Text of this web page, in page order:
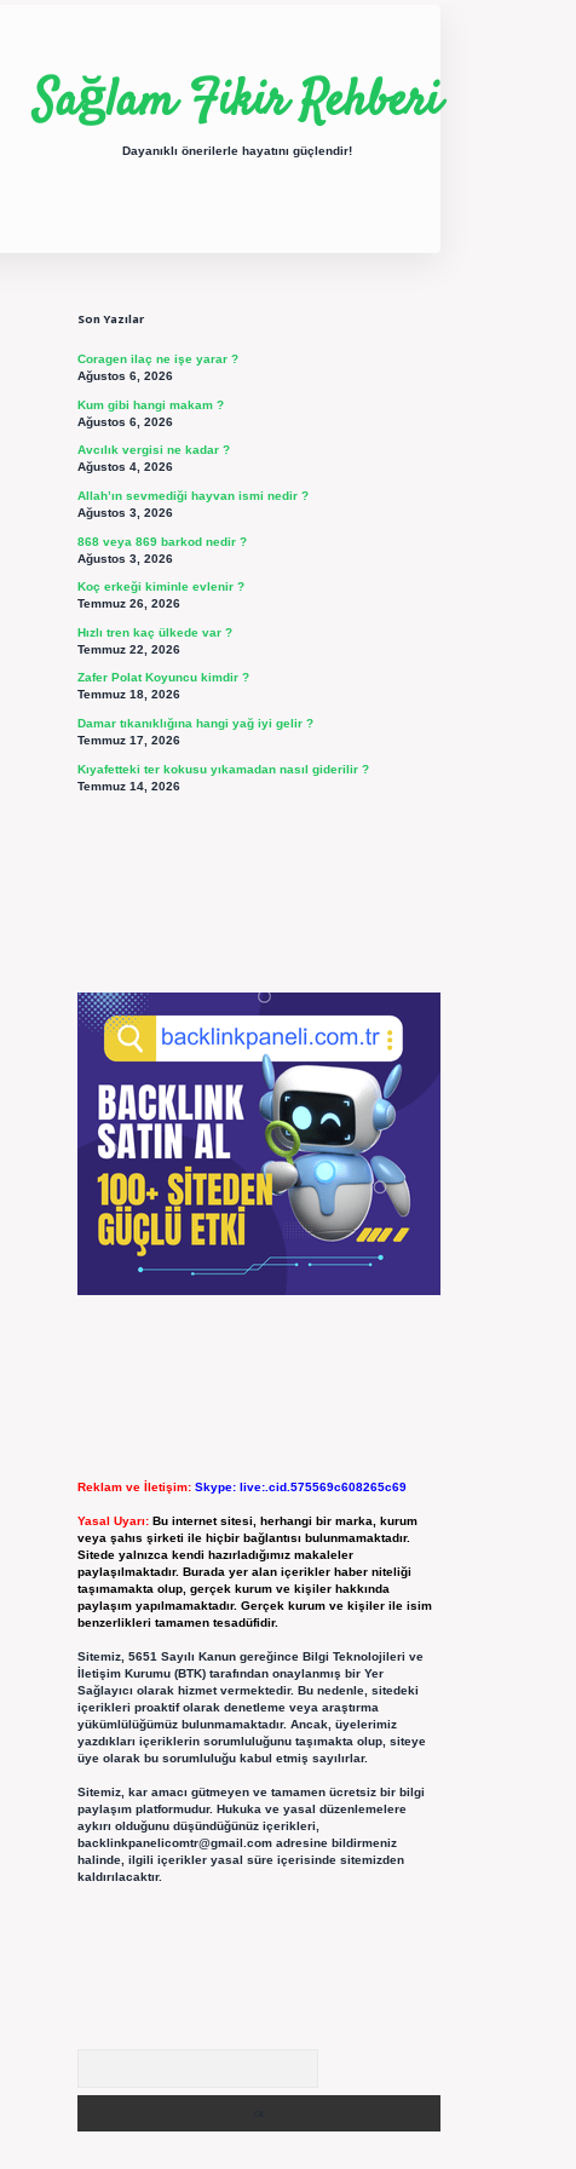
Sağlam Fikir Rehberi
Dayanıklı önerilerle hayatını güçlendir!
Son Yazılar
Coragen ilaç ne işe yarar ?
Ağustos 6, 2026
Kum gibi hangi makam ?
Ağustos 6, 2026
Avcılık vergisi ne kadar ?
Ağustos 4, 2026
Allah’ın sevmediği hayvan ismi nedir ?
Ağustos 3, 2026
868 veya 869 barkod nedir ?
Ağustos 3, 2026
Koç erkeği kiminle evlenir ?
Temmuz 26, 2026
Hızlı tren kaç ülkede var ?
Temmuz 22, 2026
Zafer Polat Koyuncu kimdir ?
Temmuz 18, 2026
Damar tıkanıklığına hangi yağ iyi gelir ?
Temmuz 17, 2026
Kıyafetteki ter kokusu yıkamadan nasıl giderilir ?
Temmuz 14, 2026
Reklam ve İletişim: Skype: live:.cid.575569c608265c69
Yasal Uyarı: Bu internet sitesi, herhangi bir marka, kurum
veya şahıs şirketi ile hiçbir bağlantısı bulunmamaktadır.
Sitede yalnızca kendi hazırladığımız makaleler
paylaşılmaktadır. Burada yer alan içerikler haber niteliği
taşımamakta olup, gerçek kurum ve kişiler hakkında
paylaşım yapılmamaktadır. Gerçek kurum ve kişiler ile isim
benzerlikleri tamamen tesadüfidir.
Sitemiz, 5651 Sayılı Kanun gereğince Bilgi Teknolojileri ve
İletişim Kurumu (BTK) tarafından onaylanmış bir Yer
Sağlayıcı olarak hizmet vermektedir. Bu nedenle, sitedeki
içerikleri proaktif olarak denetleme veya araştırma
yükümlülüğümüz bulunmamaktadır. Ancak, üyelerimiz
yazdıkları içeriklerin sorumluluğunu taşımakta olup, siteye
üye olarak bu sorumluluğu kabul etmiş sayılırlar.
Sitemiz, kar amacı gütmeyen ve tamamen ücretsiz bir bilgi
paylaşım platformudur. Hukuka ve yasal düzenlemelere
aykırı olduğunu düşündüğünüz içerikleri,
backlinkpanelicomtr@gmail.comadresine bildirmeniz
halinde, ilgili içerikler yasal süre içerisinde sitemizden
kaldırılacaktır.